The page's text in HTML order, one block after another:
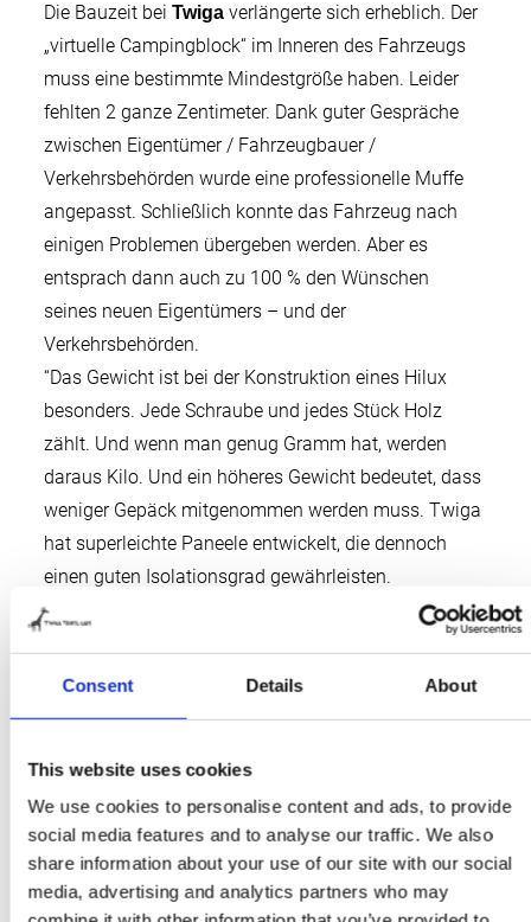
Consent Details About
This website uses cookies
We use cookies to personalise content and ads, to provide
social media features and to analyse our traffic. We also
share information about your use of our site with our social
media, advertising and analytics partners who may
Die Bauzeit beiTwiga verlängerte sich erheblich. Der
„virtuelle Campingblock“ im Inneren des Fahrzeugs
muss eine bestimmte Mindestgröße haben. Leider
fehlten 2 ganze Zentimeter. Dank guter Gespräche
zwischen Eigentümer / Fahrzeugbauer /
Verkehrsbehörden wurde eine professionelle Muffe
angepasst. Schließlich konnte das Fahrzeug nach
einigen Problemen übergeben werden. Aber es
entsprach dann auch zu 100 % den Wünschen
seines neuen Eigentümers – und der
Verkehrsbehörden.
“Das Gewicht ist bei der Konstruktion eines Hilux
besonders. Jede Schraube und jedes Stück Holz
zählt. Und wenn man genug Gramm hat, werden
daraus Kilo. Und ein höheres Gewicht bedeutet, dass
weniger Gepäck mitgenommen werden muss. Twiga
hat superleichte Paneele entwickelt, die dennoch
einen guten Isolationsgrad gewährleisten.
Letztendlich wog die Rumpfstruktur knapp über 200
kg und wir können ausreichend Gepäck mitnehmen,
um trotzdem den gesetzlichen Normen gerecht zu
während es draußen eiskalt ist!”
Die Reise
Das Reiseziel im April 2019 ist die Mongolei. Auf
dem Hinweg wird er von seinem jüngsten Sohn Daan